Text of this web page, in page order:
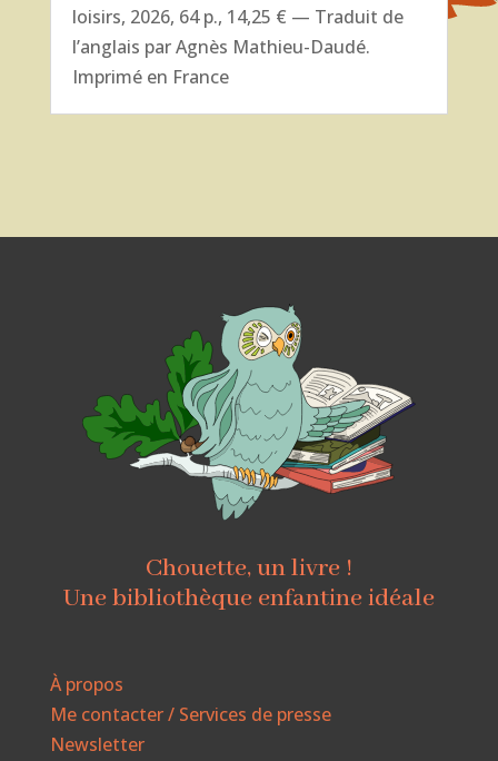
loisirs, 2026, 64 p., 14,25 € — Traduit de
l’anglais par Agnès Mathieu-Daudé.
Imprimé en France
Chouette, un livre !
Une bibliothèque enfantine idéale
À propos
Me contacter / Services de presse
Newsletter